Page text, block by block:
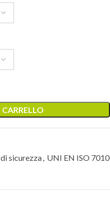
sicurezza, UNI EN ISO 7010